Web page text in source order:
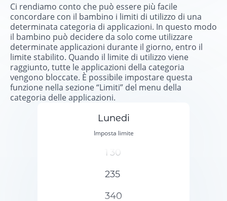
Lunedi
Imposta limite
1
2
3
30
35
40
Ci rendiamo conto che può essere più facile
concordare con il bambino i limiti di utilizzo di una
determinata categoria di applicazioni. In questo modo
il bambino può decidere da solo come utilizzare
determinate applicazioni durante il giorno, entro il
limite stabilito. Quando il limite di utilizzo viene
raggiunto, tutte le applicazioni della categoria
vengono bloccate. È possibile impostare questa
funzione nella sezione “Limiti” del menu della
categoria delle applicazioni.